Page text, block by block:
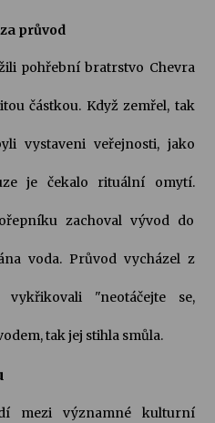
průvod
pohřební bratrstvo Chevra
částkou. Když zemřel, tak
vystaveni veřejnosti, jako
je čekalo rituální omytí.
zachoval vývod do
voda. Průvod vycházel z
"neotáčejte se,
tak jej stihla smůla.
mezi významné kulturní